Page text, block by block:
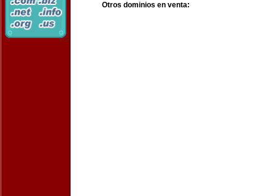
Otros dominios en venta: